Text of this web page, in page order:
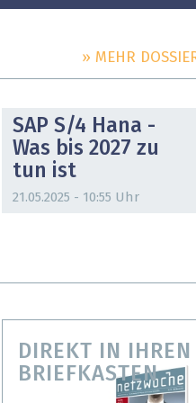
» MEHR
SAP S/4 Hana -
Was bis 2027 zu
tun ist
21.05.2025 - 10:55 Uhr
DIREKT IN IHREN
BRIEFKASTEN